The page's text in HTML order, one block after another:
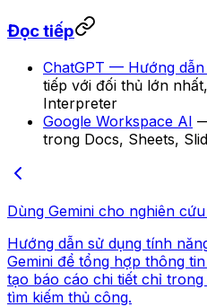
Đọc tiếp
ChatGPT — Hướng
tiếp với đối thủ lớn
Interpreter
Google Workspace AI
trong Docs, Sheets,
Dùng Gemini cho nghiên
Hướng dẫn sử dụng tính
Gemini để tổng hợp thông
tạo báo cáo chi tiết chỉ
tìm kiếm thủ công.